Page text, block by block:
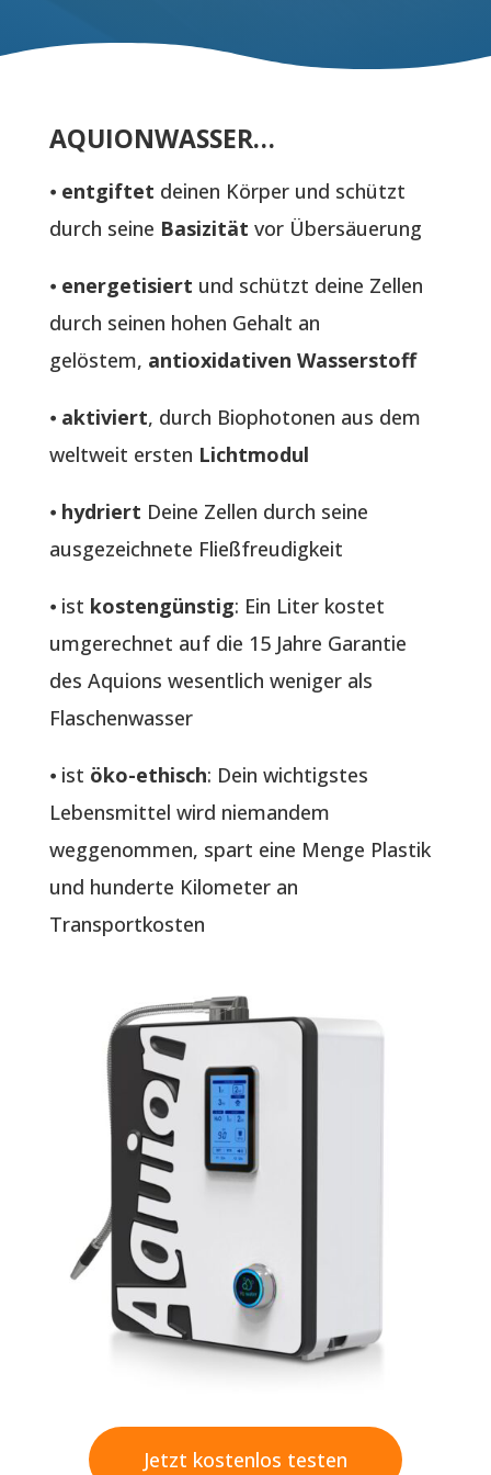
AQUIONWASSER…
⦁ entgiftet deinen Körper und schützt
durch seine Basizität vor Übersäuerung
⦁ energetisiert und schützt deine Zellen
durch seinen hohen Gehalt an
gelöstem, antioxidativen Wasserstoff
⦁ aktiviert, durch Biophotonen aus dem
weltweit ersten Lichtmodul
⦁ hydriert Deine Zellen durch seine
ausgezeichnete Fließfreudigkeit
⦁ ist kostengünstig: Ein Liter kostet
umgerechnet auf die 15 Jahre Garantie
des Aquions wesentlich weniger als
Flaschenwasser
⦁ ist öko-ethisch: Dein wichtigstes
Lebensmittel wird niemandem
weggenommen, spart eine Menge Plastik
und hunderte Kilometer an
Transportkosten
Jetzt kostenlos testen